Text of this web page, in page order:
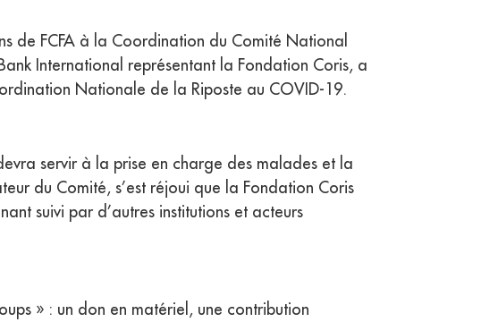
de FCFA à la Coordination du Comité National
International représentant la Fondation Coris, a
Nationale de la Riposte au COVID-19.
servir à la prise en charge des malades et la
du Comité, s’est réjoui que la Fondation Coris
suivi par d’autres institutions et acteurs
» : un don en matériel, une contribution